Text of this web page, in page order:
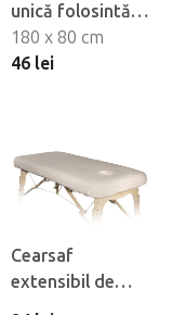
unică folosintă
impermeabile
Fabulo, 10 buc
180 x 80 cm
46 lei
Cearsaf
extensibil de
flanel Fabulo cu